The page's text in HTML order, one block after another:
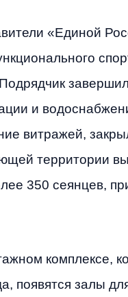
«Единой
и
витражей,
территории
350 сеянцев,
комплексе,
появятся залы